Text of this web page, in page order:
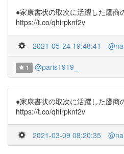
●家康書状の取次に活躍した鷹商
https://t.co/qhirpknf2v
2021-05-24 19:48:41
1 @paris1919_
●家康書状の取次に活躍した鷹商
https://t.co/qhirpknf2v
2021-03-09 08:20:35